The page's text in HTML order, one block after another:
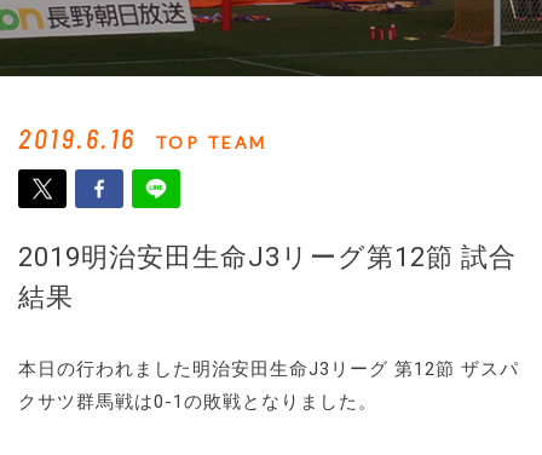
2019.6.16 TOP TEAM
2019明治安田生命J3リーグ第12節 試合
結果
本日の行われました明治安田生命J3リーグ 第12節 ザスパ
クサツ群馬戦は0-1の敗戦となりました。